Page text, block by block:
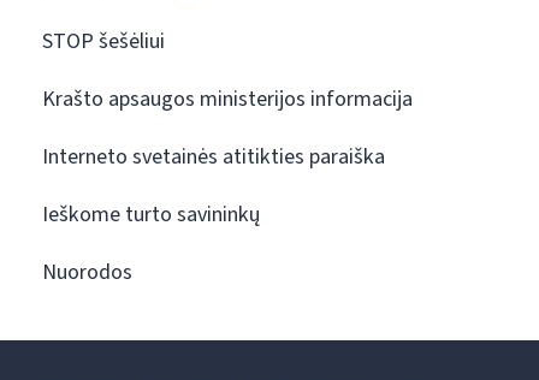
STOP šešėliui
Krašto apsaugos ministerijos informacija
Interneto svetainės atitikties paraiška
Ieškome turto savininkų
Nuorodos